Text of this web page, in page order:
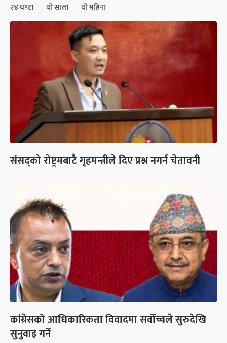
२४ घण्टा यो साता यो महिना
संसद्को रोष्ट्रमबाटै गृहमन्त्रीले दिए प्रश्न नगर्न चेतावनी
कांग्रेसको आधिकारिकता विवादमा सर्वोच्चले सुरुदेखि
सुनुवाइ गर्ने